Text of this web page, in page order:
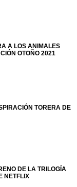
A LOS ANIMALES
OTOÑO 2021
TORERA DE
DE LA TRILOGÍA
NETFLIX